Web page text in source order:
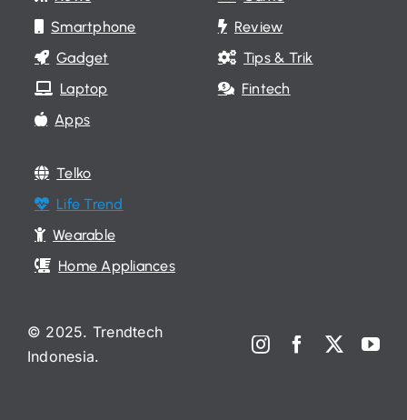
Smartphone
Gadget
Laptop
Apps
Review
Tips & Trik
Fintech
Telko
Life Trend
Wearable
Home Appliances
© 2025. Trendtech
Indonesia.